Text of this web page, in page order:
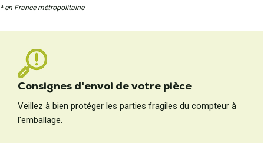
* en France métropolitaine
Consignes d'envoi de votre pièce
Veillez à bien protéger les parties fragiles du compteur à
l'emballage.